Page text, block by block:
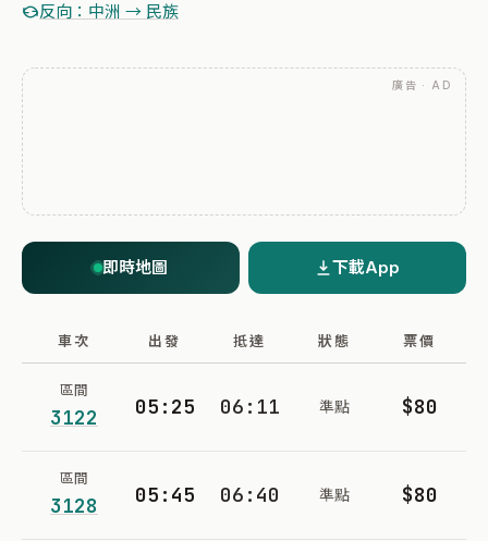
反向：中洲 → 民族
廣告 · AD
即時地圖 下載App
車次 出發 抵達 狀態 票價
區間
3122 05:25 06:11 準點 $80
區間
3128 05:45 06:40 準點 $80